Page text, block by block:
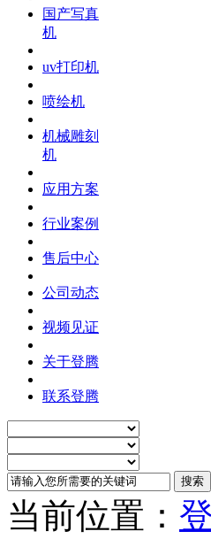
国产写真
机
uv打印机
喷绘机
机械雕刻
机
应用方案
行业案例
售后中心
公司动态
视频见证
关于登腾
联系登腾
当前位置：